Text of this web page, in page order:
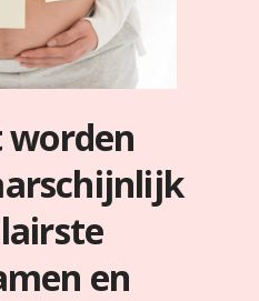
worden
en